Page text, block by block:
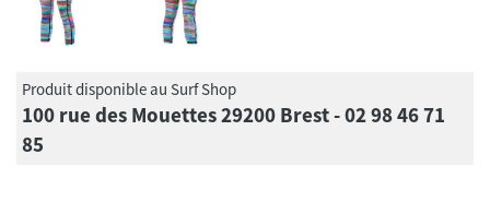
Produit disponible au Surf Shop
100 rue des Mouettes 29200 Brest - 02 98 46 71
85